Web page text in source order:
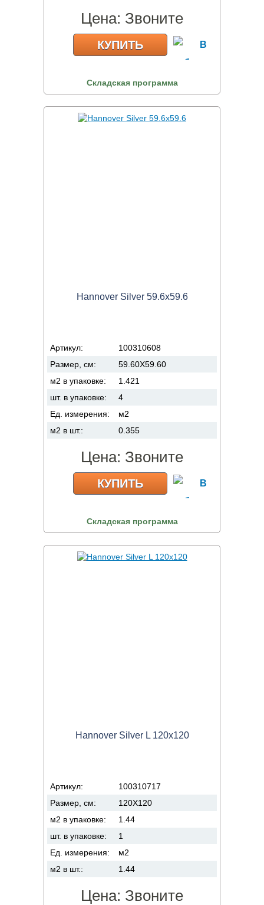
Цена: Звоните
КУПИТЬ
Складская программа
Hannover Silver 59.6x59.6
Артикул:
100310608
Размер, см:
59.60X59.60
м2 в упаковке:
1.421
шт. в упаковке:
4
Ед. измерения:
м2
м2 в шт.:
0.355
Цена: Звоните
КУПИТЬ
Складская программа
Hannover Silver L 120x120
Артикул:
100310717
Размер, см:
120X120
м2 в упаковке:
1.44
шт. в упаковке:
1
Ед. измерения:
м2
м2 в шт.:
1.44
Цена: Звоните